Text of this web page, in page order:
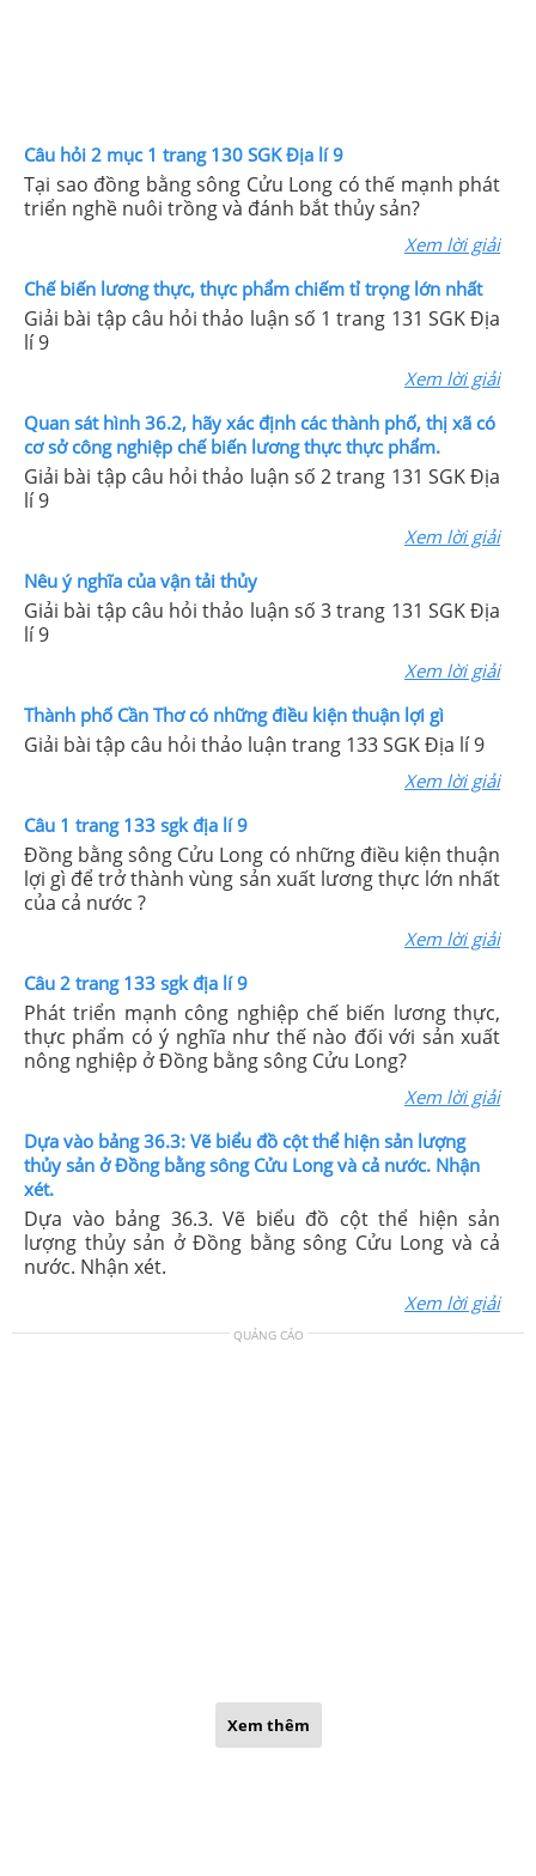
Câu hỏi 2 mục 1 trang 130 SGK Địa lí 9
Tại sao đồng bằng sông Cửu Long có thế mạnh phát
triển nghề nuôi trồng và đánh bắt thủy sản?
Xem lời giải
Chế biến lương thực, thực phẩm chiếm tỉ trọng lớn nhất
Giải bài tập câu hỏi thảo luận số 1 trang 131 SGK Địa
lí 9
Xem lời giải
Quan sát hình 36.2, hãy xác định các thành phố, thị xã có
cơ sở công nghiệp chế biến lương thực thực phẩm.
Giải bài tập câu hỏi thảo luận số 2 trang 131 SGK Địa
lí 9
Xem lời giải
Nêu ý nghĩa của vận tải thủy
Giải bài tập câu hỏi thảo luận số 3 trang 131 SGK Địa
lí 9
Xem lời giải
Thành phố Cần Thơ có những điều kiện thuận lợi gì
Giải bài tập câu hỏi thảo luận trang 133 SGK Địa lí 9
Xem lời giải
Câu 1 trang 133 sgk địa lí 9
Đồng bằng sông Cửu Long có những điều kiện thuận
lợi gì để trở thành vùng sản xuất lương thực lớn nhất
của cả nước ?
Xem lời giải
Câu 2 trang 133 sgk địa lí 9
Phát triển mạnh công nghiệp chế biến lương thực,
thực phẩm có ý nghĩa như thế nào đối với sản xuất
nông nghiệp ở Đồng bằng sông Cửu Long?
Xem lời giải
Dựa vào bảng 36.3: Vẽ biểu đồ cột thể hiện sản lượng
thủy sản ở Đồng bằng sông Cửu Long và cả nước. Nhận
xét.
Dựa vào bảng 36.3. Vẽ biểu đồ cột thể hiện sản
lượng thủy sản ở Đồng bằng sông Cửu Long và cả
nước. Nhận xét.
Xem lời giải
QUẢNG CÁO
Xem thêm